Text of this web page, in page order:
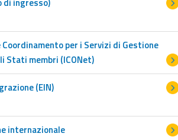
ingresso)
per i Servizi di Gestione
Stati membri (ICONet)
(EIN)
internazionale